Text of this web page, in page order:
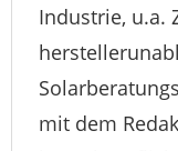
Industrie, u.a.
mit dem